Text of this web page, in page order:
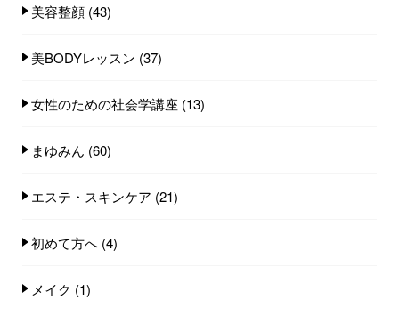
美容整顔 (43)
美BODYレッスン (37)
女性のための社会学講座 (13)
まゆみん (60)
エステ・スキンケア (21)
初めて方へ (4)
メイク (1)